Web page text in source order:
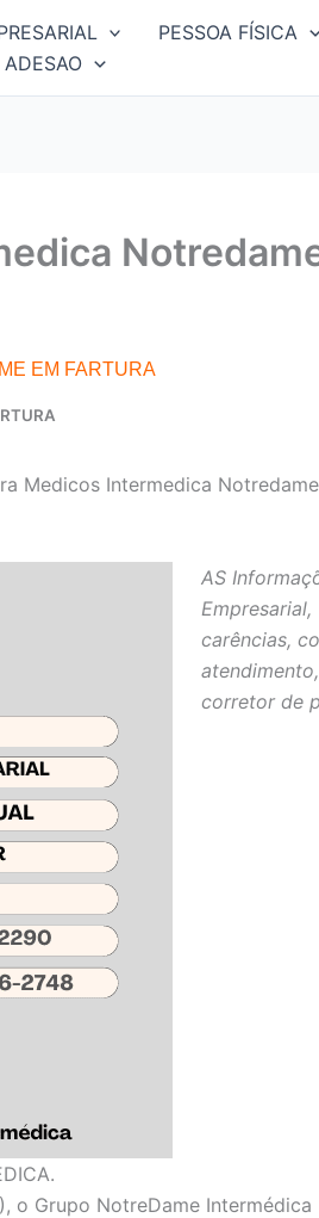
PESSOA FÍSICA
EM FARTURA
Medicos Intermedica
AS
carências,
corretor de
o Grupo NotreDame Intermédica